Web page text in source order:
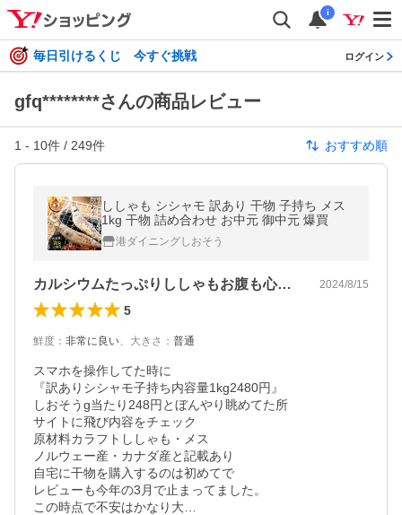
i
毎日引けるくじ 今すぐ挑戦 ログイン
gfq********さんの商品レビュー
1 - 10件 / 249件 おすすめ順
ししゃも シシャモ 訳あり 干物 子持ち メス
1kg 干物 詰め合わせ お中元 御中元 爆買
港ダイニングしおそう
カルシウムたっぷりししゃもお腹も心も満腹 2024/8/15
5
鮮度 ： 非常に良い、 大きさ ： 普通
スマホを操作してた時に
『訳ありシシャモ子持ち内容量1kg2480円』
しおそうg当たり248円とぼんやり眺めてた所
サイトに飛び内容をチェック
原材料カラフトししゃも・メス
ノルウェー産・カナダ産と記載あり
自宅に干物を購入するのは初めてで
レビューも今年の3月で止まってました。
この時点で不安はかなり大…